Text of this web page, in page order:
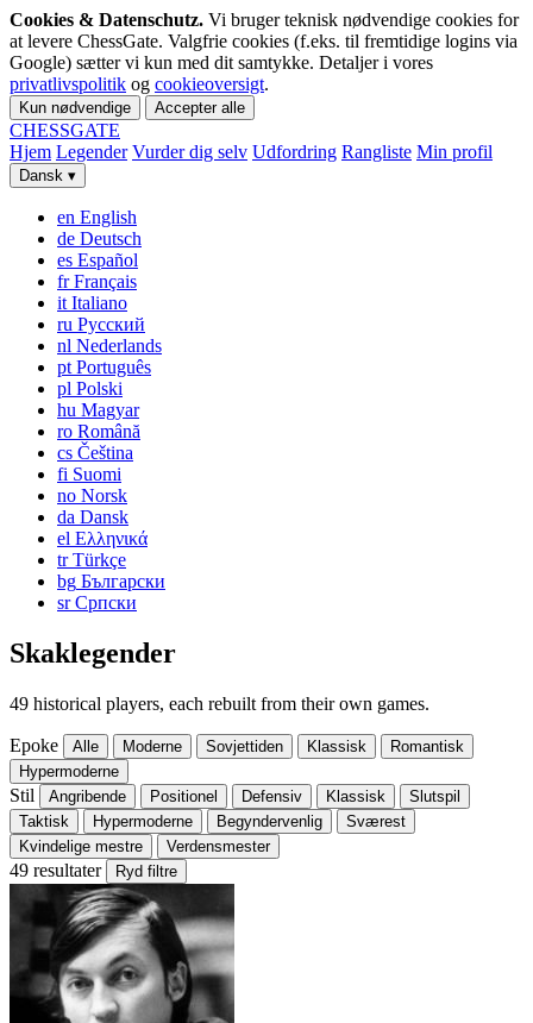
Cookies & Datenschutz. Vi bruger teknisk nødvendige cookies for
at levere ChessGate. Valgfrie cookies (f.eks. til fremtidige logins via
Google) sætter vi kun med dit samtykke. Detaljer i vores
privatlivspolitik og cookieoversigt.
Kun nødvendige Accepter alle
CHESSGATE
Hjem Legender Vurder dig selv Udfordring Rangliste Min profil
Dansk ▾
en English
de Deutsch
es Español
fr Français
it Italiano
ru Русский
nl Nederlands
pt Português
pl Polski
hu Magyar
ro Română
cs Čeština
fi Suomi
no Norsk
da Dansk
el Ελληνικά
tr Türkçe
bg Български
sr Српски
Skaklegender
49 historical players, each rebuilt from their own games.
Epoke Alle Moderne Sovjettiden Klassisk
Romantisk
Hypermoderne
Stil Angribende Positionel Defensiv Klassisk
Slutspil
Taktisk
Hypermoderne Begyndervenlig
Sværest
Kvindelige mestre
Verdensmester
49 resultater Ryd filtre